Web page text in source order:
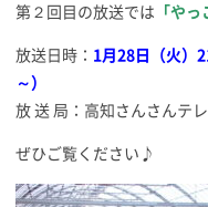
第２回目の放送では 「や
放送日時： 1月28日（火）
～）
放 送 局：高知さんさんテ
ぜひご覧ください♪